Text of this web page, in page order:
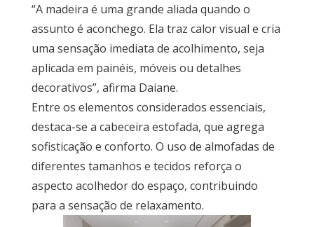
“A madeira é uma grande aliada quando o
assunto é aconchego. Ela traz calor visual e cria
uma sensação imediata de acolhimento, seja
aplicada em painéis, móveis ou detalhes
decorativos”, afirma Daiane.
Entre os elementos considerados essenciais,
destaca-se a cabeceira estofada, que agrega
sofisticação e conforto. O uso de almofadas de
diferentes tamanhos e tecidos reforça o
aspecto acolhedor do espaço, contribuindo
para a sensação de relaxamento.